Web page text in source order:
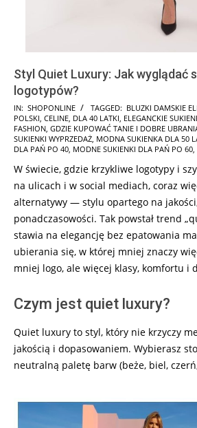
Styl Quiet Luxury: Jak wyglądać
logotypów?
2026-
02-
24
IN: SHOPONLINE TAGGED: BLUZKI DAMSKIE
POLSKI, CELINE, DLA 40 LATKI, ELEGANCKIE
FASHION, GDZIE KUPOWAĆ TANIE I DOBRE
SUKIENKI WYPRZEDAŻ, MODNA SUKIENKA DLA 50
DLA PAŃ PO 40, MODNE SUKIENKI DLA PAŃ PO 60,
W świecie, gdzie krzykliwe logotypy i
na ulicach i w social mediach, coraz
alternatywy — stylu opartego na
ponadczasowości. Tak powstał trend
stawia na elegancję bez epatowania
ubierania się, w której mniej znaczy
mniej logo, ale więcej klasy, komfortu i
Czym jest quiet luxury?
Quiet luxury to styl, który nie krzyczy
jakością i dopasowaniem. Wybierasz
neutralną paletę barw (beże, biel,